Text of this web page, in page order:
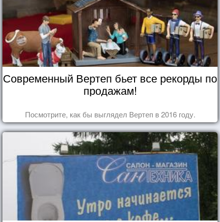
Современный Вертеп бьет все рекорды по
продажам!
Посмотрите, как бы выглядел Вертеп в 2016 году.